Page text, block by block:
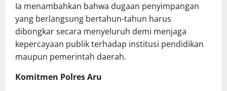
Ia menambahkan bahwa dugaan penyimpangan
yang berlangsung bertahun-tahun harus
dibongkar secara menyeluruh demi menjaga
kepercayaan publik terhadap institusi pendidikan
maupun pemerintah daerah.
Komitmen Polres Aru